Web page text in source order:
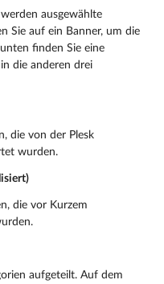
ausgewählte
Sie auf ein Banner, um die
finden Sie eine
die anderen drei
die von der Plesk
wurden.
die vor Kurzem
aufgeteilt. Auf dem